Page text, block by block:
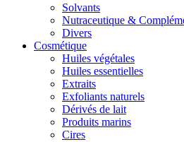
Solvants
Nutraceutique &
Divers
Cosmétique
Huiles végétales
Huiles essentielles
Extraits
Exfoliants naturels
Dérivés de lait
Produits marins
Cires